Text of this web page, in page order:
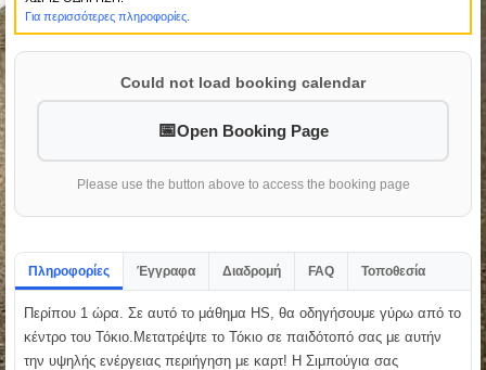
Για περισσότερες πληροφορίες.
Could not load booking calendar
Open Booking Page
Please use the button above to access the booking page
Πληροφορίες Έγγραφα Διαδρομή FAQ Τοποθεσία
Περίπου 1 ώρα. Σε αυτό το μάθημα HS, θα οδηγήσουμε γύρω από το
κέντρο του Τόκιο.Μετατρέψτε το Τόκιο σε παιδότοπό σας με αυτήν
την υψηλής ενέργειας περιήγηση με καρτ! Η Σιμπούγια σας